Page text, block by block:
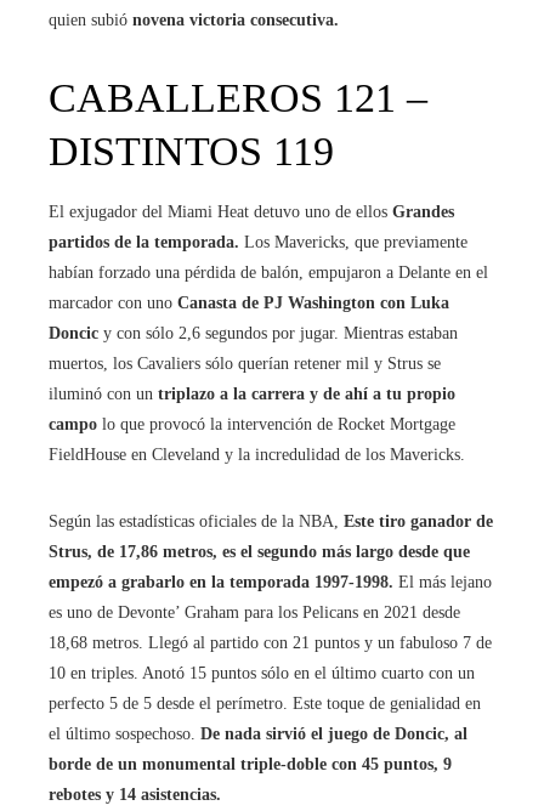
quien subió novena victoria consecutiva.
CABALLEROS 121 –
DISTINTOS 119
El exjugador del Miami Heat detuvo uno de ellos Grandes
partidos de la temporada. Los Mavericks, que previamente
habían forzado una pérdida de balón, empujaron a Delante en el
marcador con uno Canasta de PJ Washington con Luka
Doncic y con sólo 2,6 segundos por jugar. Mientras estaban
muertos, los Cavaliers sólo querían retener mil y Strus se
iluminó con un triplazo a la carrera y de ahí a tu propio
campo lo que provocó la intervención de Rocket Mortgage
FieldHouse en Cleveland y la incredulidad de los Mavericks.
Según las estadísticas oficiales de la NBA, Este tiro ganador de
Strus, de 17,86 metros, es el segundo más largo desde que
empezó a grabarlo en la temporada 1997-1998. El más lejano
es uno de Devonte’ Graham para los Pelicans en 2021 desde
18,68 metros. Llegó al partido con 21 puntos y un fabuloso 7 de
10 en triples. Anotó 15 puntos sólo en el último cuarto con un
perfecto 5 de 5 desde el perímetro. Este toque de genialidad en
el último sospechoso. De nada sirvió el juego de Doncic, al
borde de un monumental triple-doble con 45 puntos, 9
rebotes y 14 asistencias.